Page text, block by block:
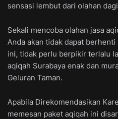
sensasi lembut dari olahan
Sekali mencoba olahan jasa
Anda akan tidak dapat
ini, tidak perlu berpikir terlalu
aqiqah Surabaya enak dan
Geluran Taman.
Apabila Direkomendasikan
memesan paket aqiqah ini